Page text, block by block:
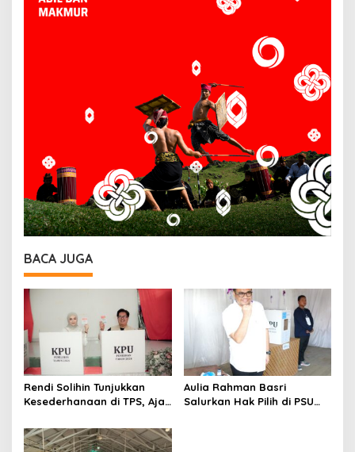
BACA JUGA
Rendi Solihin Tunjukkan
Kesederhanaan di TPS, Ajak
Kondusifitas PSU Pilkada
2024
Aulia Rahman Basri
Salurkan Hak Pilih di PSU